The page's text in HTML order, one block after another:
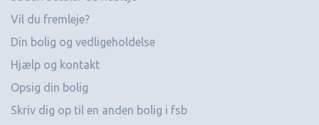
Vil du fremleje?
Din bolig og vedligeholdelse
Hjælp og kontakt
Opsig din bolig
Skriv dig op til en anden bolig i fsb